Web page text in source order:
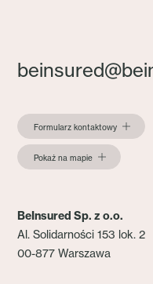
Formularz kontaktowy
Pokaż na mapie
BeInsured Sp. z o.o.
Al. Solidarności 153 lok. 2
00-877 Warszawa